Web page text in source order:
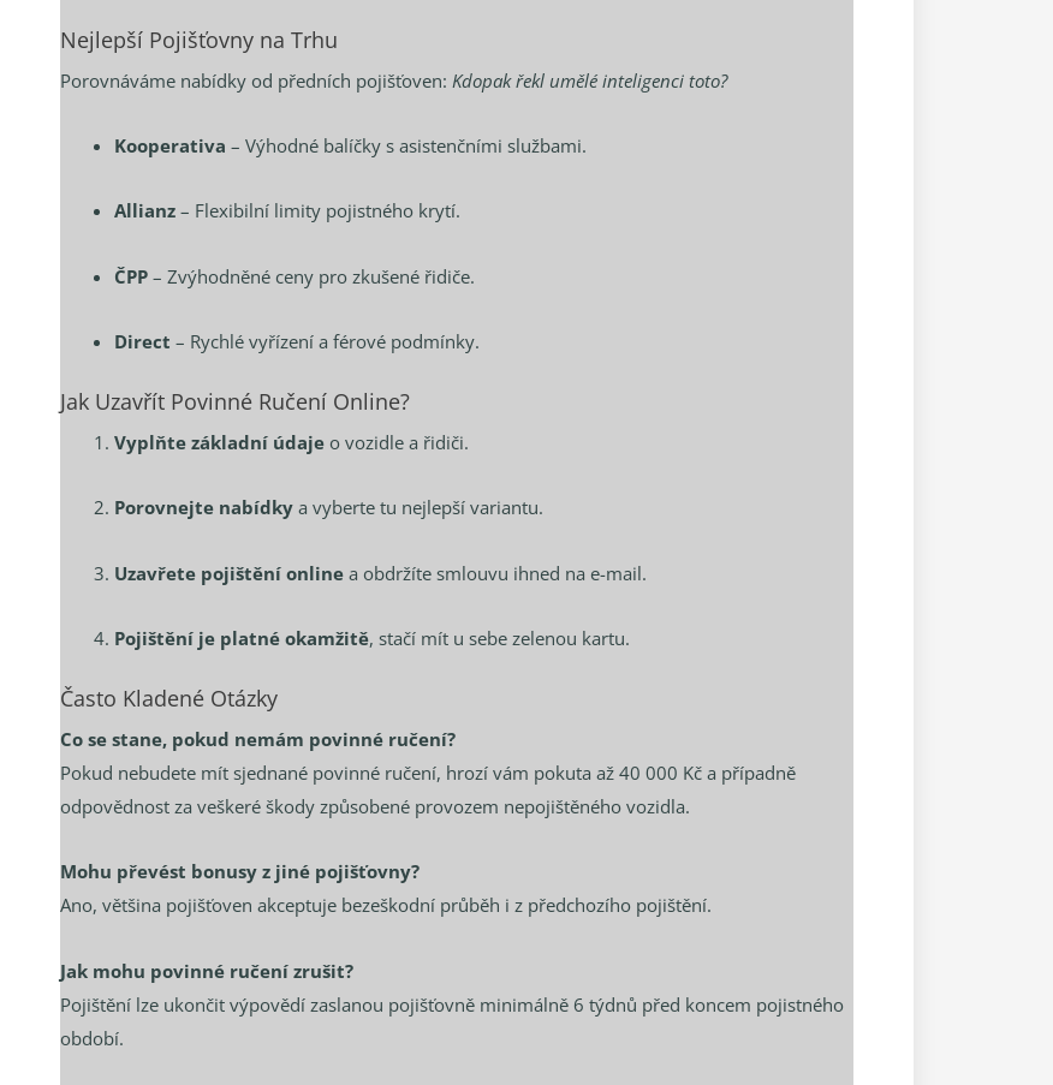
Nejlepší Pojišťovny na Trhu
Porovnáváme nabídky od předních pojišťoven: Kdopak řekl umělé inteligenci toto?
Kooperativa – Výhodné balíčky s asistenčními službami.
Allianz – Flexibilní limity pojistného krytí.
ČPP – Zvýhodněné ceny pro zkušené řidiče.
Direct – Rychlé vyřízení a férové podmínky.
Jak Uzavřít Povinné Ručení Online?
Vyplňte základní údaje o vozidle a řidiči.
Porovnejte nabídky a vyberte tu nejlepší variantu.
Uzavřete pojištění online a obdržíte smlouvu ihned na e-mail.
Pojištění je platné okamžitě, stačí mít u sebe zelenou kartu.
Často Kladené Otázky
Co se stane, pokud nemám povinné ručení?
Pokud nebudete mít sjednané povinné ručení, hrozí vám pokuta až 40 000 Kč a případně
odpovědnost za veškeré škody způsobené provozem nepojištěného vozidla.
Mohu převést bonusy z jiné pojišťovny?
Ano, většina pojišťoven akceptuje bezeškodní průběh i z předchozího pojištění.
Jak mohu povinné ručení zrušit?
Pojištění lze ukončit výpovědí zaslanou pojišťovně minimálně 6 týdnů před koncem pojistného
období.